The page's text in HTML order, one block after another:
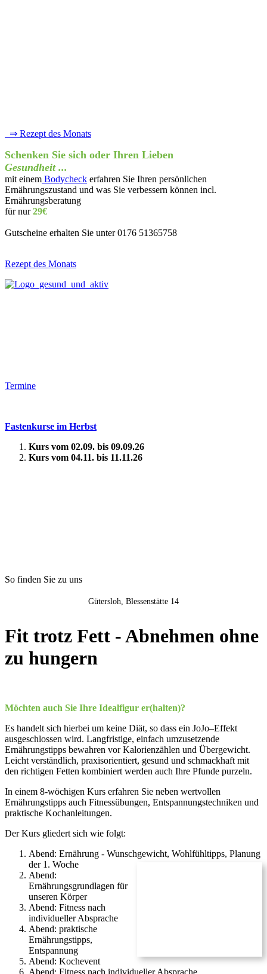
⇒ Rezept des Monats
Schenken Sie sich oder Ihren Lieben
Gesundheit ...
mit einem Bodycheck erfahren Sie Ihren persönlichen
Ernährungszustand und was Sie verbessern können incl.
Ernährungsberatung
für nur29€
Gutscheine erhalten Sie unter 0176 51365758
Rezept des Monats
Termine
Fastenkurse im Herbst
Kurs vom 02.09. bis 09.09.26
Kurs vom 04.11. bis 11.11.26
So finden Sie zu uns
Gütersloh, Blessenstätte 14
Fit trotz Fett - Abnehmen ohne
zu hungern
Möchten auch Sie Ihre Idealfigur er(halten)?
Es handelt sich hierbei um keine Diät, so dass ein JoJo–Effekt
ausgeschlossen wird. Langfristige, einfach umzusetzende
Ernährungstipps bewahren vor Kalorienzählen und Übergewicht.
Leicht verständlich, praxisorientiert, gesund und schmackhaft mit
den richtigen Fetten kombiniert werden auch Ihre Pfunde purzeln.
In einem 8-wöchigen Kurs erfahren Sie neben wertvollen
Ernährungstipps auch Fitnessübungen, Entspannungstechniken und
praktische Kochanleitungen.
Der Kurs gliedert sich wie folgt:
Abend: Ernährung - Wunschgewicht, Wohlfühltipps, Planung
der 1. Woche
Abend:
Ernährungsgrundlagen für
unseren Körper
Abend: Fitness nach
individueller Absprache
Abend: praktische
Ernährungstipps,
Entspannung
Abend: Kochevent
Abend: Fitness nach individueller Absprache